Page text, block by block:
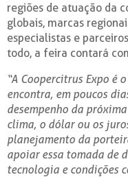
regiões de atuação da
globais, marcas
especialistas e
todo, a feira contará
“A Coopercitrus Expo é
encontra, em poucos
desempenho da
clima, o dólar ou os
planejamento da
apoiar essa tomada de
tecnologia e condições